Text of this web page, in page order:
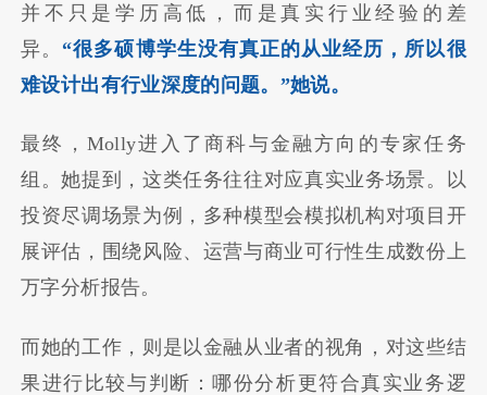
并不只是学历高低，而是真实行业经验的差
异。 “很多硕博学生没有真正的从业经历，所以很
难设计出有行业深度的问题。”她说。
最终，Molly进入了商科与金融方向的专家任务
组。她提到，这类任务往往对应真实业务场景。以
投资尽调场景为例，多种模型会模拟机构对项目开
展评估，围绕风险、运营与商业可行性生成数份上
万字分析报告。
而她的工作，则是以金融从业者的视角，对这些结
果进行比较与判断：哪份分析更符合真实业务逻